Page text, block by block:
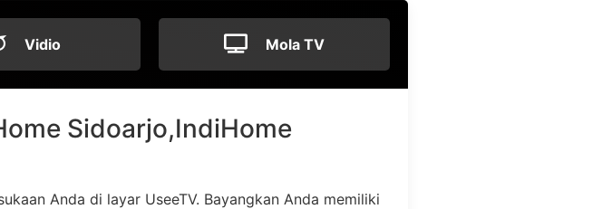
Vidio Mola TV
Anda di layar UseeTV. Bayangkan Anda memiliki